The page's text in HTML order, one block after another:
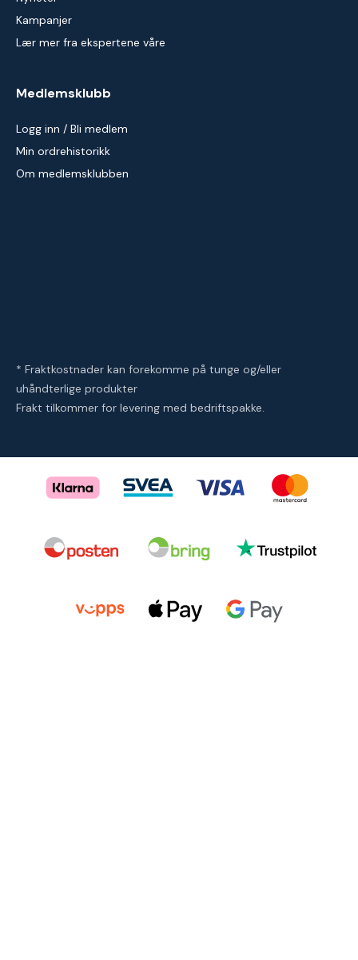
Kampanjer
Lær mer fra ekspertene våre
Medlemsklubb
Logg inn / Bli medlem
Min ordrehistorikk
Om medlemsklubben
* Fraktkostnader kan forekomme på tunge og/eller
uhåndterlige produkter
Frakt tilkommer for levering med bedriftspakke.